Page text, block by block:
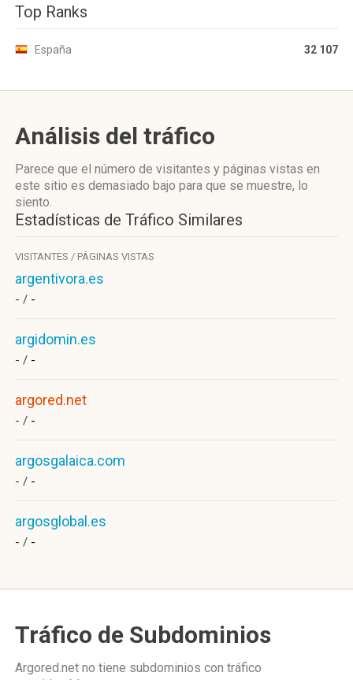
Top Ranks
España 32 107
Análisis del tráfico
Parece que el número de visitantes y páginas vistas en
este sitio es demasiado bajo para que se muestre, lo
siento.
Estadísticas de Tráfico Similares
VISITANTES / PÁGINAS VISTAS
argentivora.es
- / -
argidomin.es
- / -
argored.net
- / -
argosgalaica.com
- / -
argosglobal.es
- / -
Tráfico de Subdominios
Argored.net no tiene subdominios con tráfico